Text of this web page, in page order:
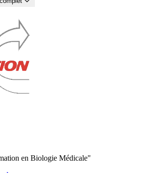
en Biologie Médicale"